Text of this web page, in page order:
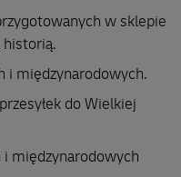
w sklepie
historią.
i międzynarodowych.
do Wielkiej
i międzynarodowych